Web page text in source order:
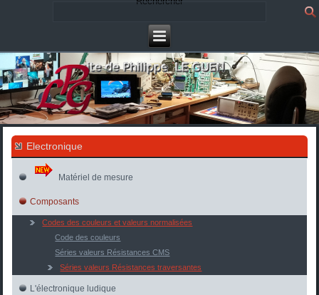
Electronique
Matériel de mesure
Composants
Codes des couleurs et valeurs normalisées
Code des couleurs
Séries valeurs Résistances CMS
Séries valeurs Résistances traversantes
L'électronique ludique